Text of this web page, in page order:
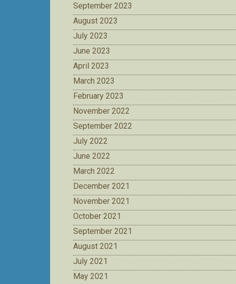
September 2023
August 2023
July 2023
June 2023
April 2023
March 2023
February 2023
November 2022
September 2022
July 2022
June 2022
March 2022
December 2021
November 2021
October 2021
September 2021
August 2021
July 2021
May 2021